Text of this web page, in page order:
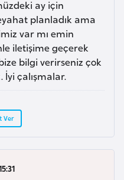
ay için
planladık ama
var mı emin
iletişime geçerek
bilgi verirseniz çok
İyi çalışmalar.
Ver